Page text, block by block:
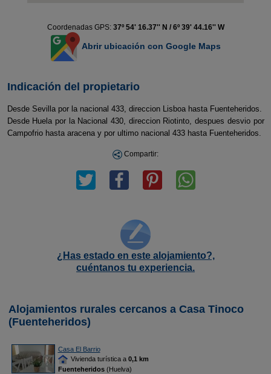
Coordenadas GPS: 37º 54' 16.37'' N / 6º 39' 44.16'' W
Abrir ubicación con Google Maps
Indicación del propietario
Desde Sevilla por la nacional 433, direccion Lisboa hasta Fuenteheridos.
Desde Huela por la Nacional 430, direccion Riotinto, despues desvio por
Campofrio hasta aracena y por ultimo nacional 433 hasta Fuenteheridos.
Compartir:
¿Has estado en este alojamiento?,
cuéntanos tu experiencia.
Alojamientos rurales cercanos a Casa Tinoco
(Fuenteheridos)
Casa El Barrio
Vivienda turística a 0,1 km
Fuenteheridos(Huelva)